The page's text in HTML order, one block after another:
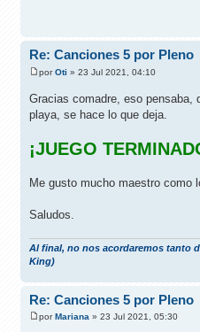
Re: Canciones 5 por Pleno
porOti » 23 Jul 2021, 04:10
Gracias comadre, eso pensaba,
playa, se hace lo que deja.
¡JUEGO
Me gusto mucho maestro como
Saludos.
Al final, no nos acordaremos tanto
King)
Re: Canciones 5 por Pleno
porMariana » 23 Jul 2021, 05:30